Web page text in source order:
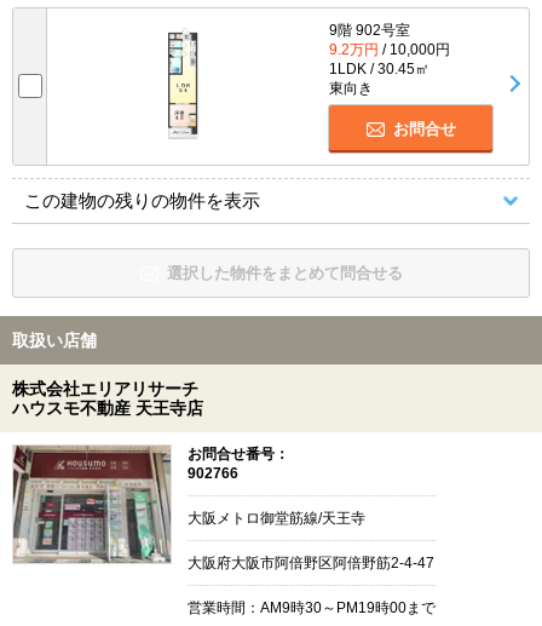
9階 902号室
9.2万円 / 10,000円
1LDK / 30.45㎡
東向き
お問合せ
この建物の残りの物件を表示
選択した物件をまとめて問合せる
取扱い店舗
株式会社エリアリサーチ
ハウスモ不動産 天王寺店
お問合せ番号：
902766
大阪メトロ御堂筋線/天王寺
大阪府大阪市阿倍野区阿倍野筋2-4-47
営業時間：AM9時30～PM19時00まで